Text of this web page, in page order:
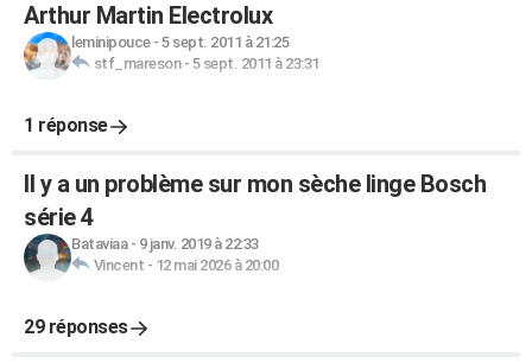
Arthur Martin Electrolux
leminipouce- 5 sept. 2011 à 21:25
stf_mareson- 5 sept. 2011 à 23:31
1 réponse
Il y a un problème sur mon sèche linge Bosch
série 4
Bataviaa- 9 janv. 2019 à 22:33
Vincent - 12 mai 2026 à 20:00
29 réponses